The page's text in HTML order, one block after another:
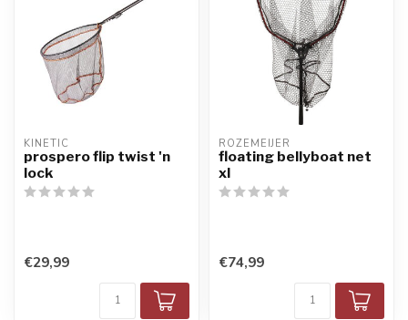
KINETIC
prospero flip twist 'n
lock
€29,99
ROZEMEIJER
floating bellyboat net
xl
€74,99